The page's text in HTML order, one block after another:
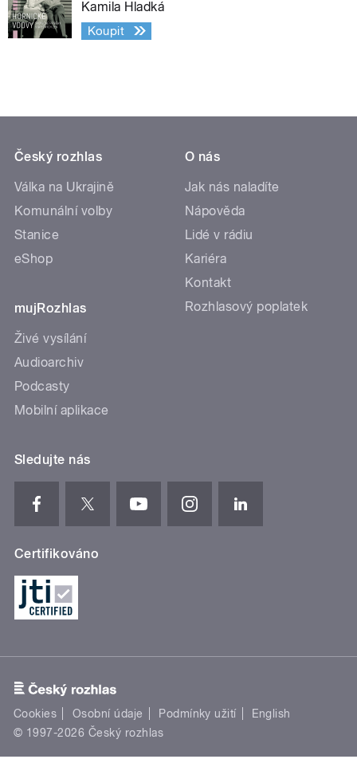
Kamila Hladká
Koupit
Český rozhlas
Válka na Ukrajině
Komunální volby
Stanice
eShop
mujRozhlas
Živé vysílání
Audioarchiv
Podcasty
Mobilní aplikace
O nás
Jak nás naladíte
Nápověda
Lidé v rádiu
Kariéra
Kontakt
Rozhlasový poplatek
Sledujte nás
Certifikováno
Cookies Osobní údaje Podmínky užití
English
© 1997-2026 Český rozhlas